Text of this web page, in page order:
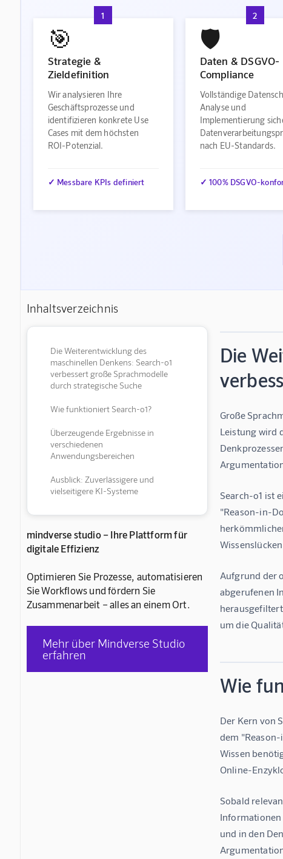
1
🎯
Strategie &
Zieldefinition
Wir analysieren Ihre
Geschäftsprozesse und
identifizieren konkrete Use
Cases mit dem höchsten
ROI-Potenzial.
✓ Messbare KPIs definiert
2
🛡️
Daten & DSGVO-
Compliance
Vollständige
Analyse und
Implementierung
nach EU-Standards.
✓ 100% DSGVO-
Inhaltsverzeichnis
Die Weiterentwicklung des
maschinellen Denkens: Search-o1
verbessert große Sprachmodelle
durch strategische Suche
Wie funktioniert Search-o1?
Überzeugende Ergebnisse in
verschiedenen
Anwendungsbereichen
Ausblick: Zuverlässigere und
vielseitigere KI-Systeme
mindverse studio – Ihre Plattform für
digitale Effizienz
Optimieren Sie Prozesse, automatisieren
Sie Workflows und fördern Sie
Zusammenarbeit – alles an einem Ort.
Mehr über Mindverse Studio
erfahren
Die
Große
Leistung wird
Search-o1 ist
"Reason-in-
Aufgrund der
abgerufenen
um die
Wie
Der Kern von
dem
Wissen
Online-
Sobald
Informationen
und in den